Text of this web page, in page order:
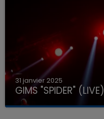
31 janvier 2025
GIMS "SPIDER" (LIVE)